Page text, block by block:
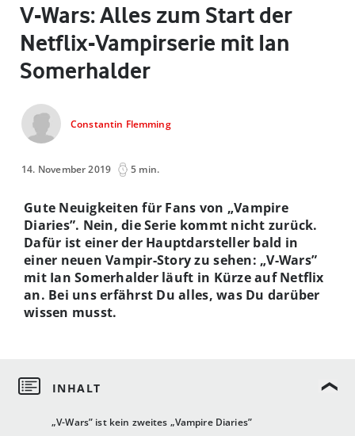
V-Wars: Alles zum Start der
Netflix-Vampirserie mit Ian
Somerhalder
Constantin Flemming
14. November 2019 5 min.
„V-Wars” ist kein zweites „Vampire Diaries”
Gute Neuigkeiten für Fans von „Vampire
Diaries”. Nein, die Serie kommt nicht zurück.
Dafür ist einer der Hauptdarsteller bald in
einer neuen Vampir-Story zu sehen: „V-Wars”
mit Ian Somerhalder läuft in Kürze auf Netflix
an. Bei uns erfährst Du alles, was Du darüber
wissen musst.